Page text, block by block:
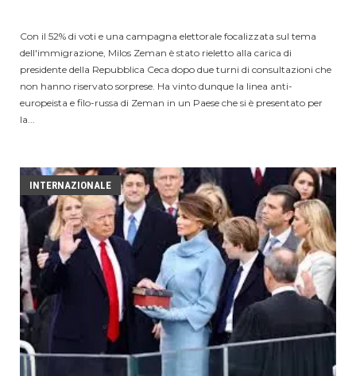
Con il 52% di voti e una campagna elettorale focalizzata sul tema
dell'immigrazione, Milos Zeman è stato rieletto alla carica di
presidente della Repubblica Ceca dopo due turni di consultazioni che
non hanno riservato sorprese. Ha vinto dunque la linea anti-
europeista e filo-russa di Zeman in un Paese che si è presentato per
la...
INTERNAZIONALE